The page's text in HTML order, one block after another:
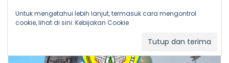
Untuk mengetahui lebih lanjut, termasuk cara mengontrol
cookie, lihat di sini: Kebijakan Cookie